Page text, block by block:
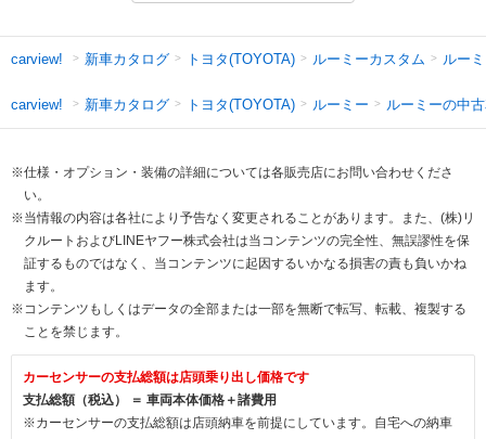
carview! 新車カタログ トヨタ(TOYOTA) ルーミーカスタム ルー
carview! 新車カタログ トヨタ(TOYOTA) ルーミー ルーミーの中
※仕様・オプション・装備の詳細については各販売店にお問い合わせくださ
い。
※当情報の内容は各社により予告なく変更されることがあります。また、(株)リ
クルートおよびLINEヤフー株式会社は当コンテンツの完全性、無誤謬性を保
証するものではなく、当コンテンツに起因するいかなる損害の責も負いかね
ます。
※コンテンツもしくはデータの全部または一部を無断で転写、転載、複製する
ことを禁じます。
カーセンサーの支払総額は店頭乗り出し価格です
支払総額（税込） ＝ 車両本体価格＋諸費用
※カーセンサーの支払総額は店頭納車を前提にしています。自宅への納車